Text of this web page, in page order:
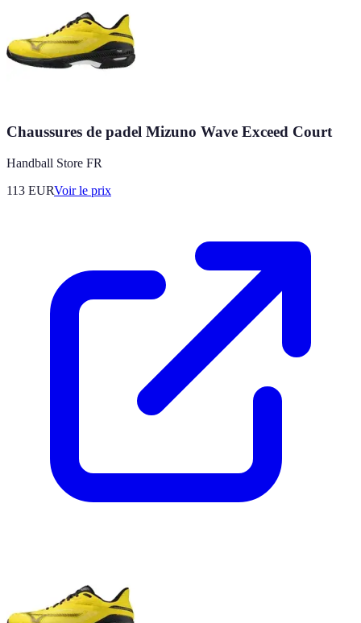
Chaussures de padel Mizuno Wave Exceed Court
Handball Store FR
113 EURVoir le prix